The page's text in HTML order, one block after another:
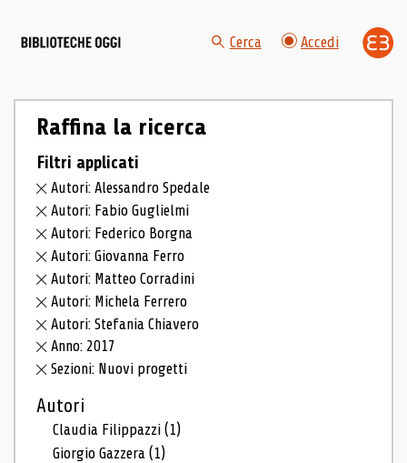
Cerca Accedi
Raffina la ricerca
Filtri applicati
Autori: Alessandro Spedale
Autori: Fabio Guglielmi
Autori: Federico Borgna
Autori: Giovanna Ferro
Autori: Matteo Corradini
Autori: Michela Ferrero
Autori: Stefania Chiavero
Anno: 2017
Sezioni: Nuovi progetti
Autori
Claudia Filippazzi(1)
Giorgio Gazzera(1)